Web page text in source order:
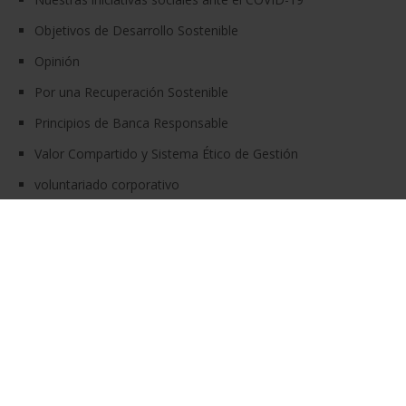
Objetivos de Desarrollo Sostenible
Opinión
Por una Recuperación Sostenible
Principios de Banca Responsable
Valor Compartido y Sistema Ético de Gestión
voluntariado corporativo